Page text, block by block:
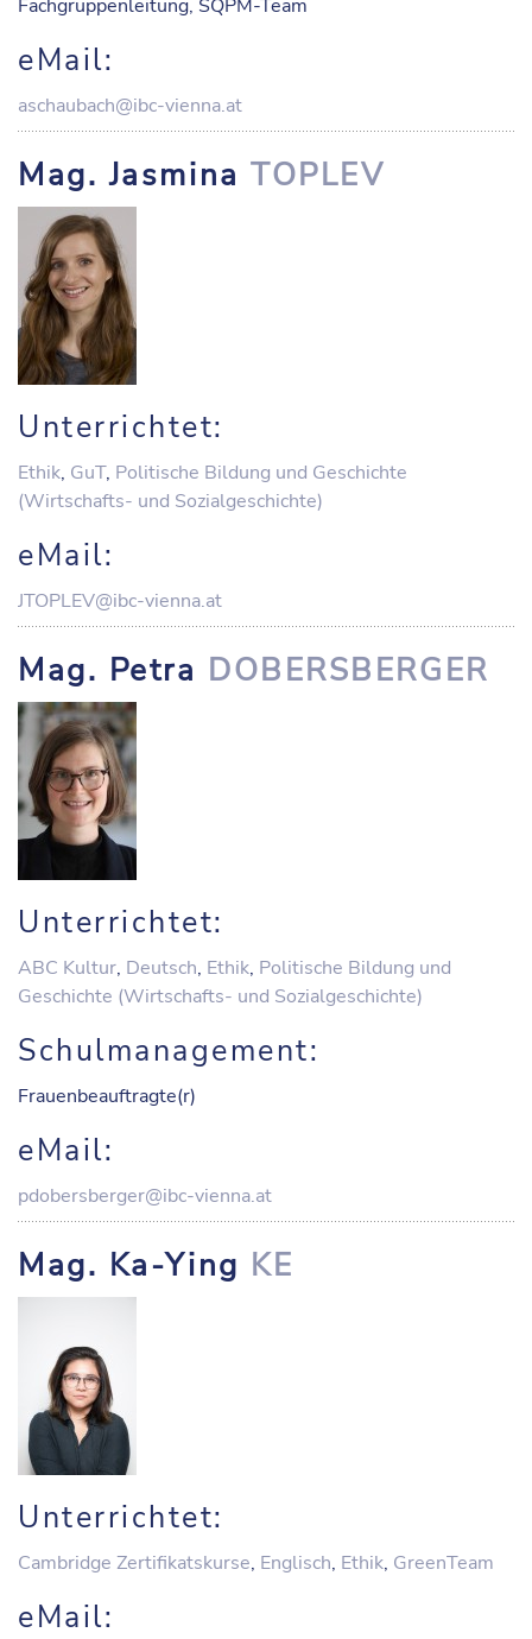
Fachgruppenleitung, SQPM-Team
eMail:
aschaubach@ibc-vienna.at
Mag. JasminaTOPLEV
Unterrichtet:
Ethik, GuT, Politische Bildung und Geschichte
(Wirtschafts- und Sozialgeschichte)
eMail:
JTOPLEV@ibc-vienna.at
Mag. Petra DOBERSBERGER
Unterrichtet:
ABC Kultur, Deutsch, Ethik, Politische Bildung und
Geschichte (Wirtschafts- und Sozialgeschichte)
Schulmanagement:
Frauenbeauftragte(r)
eMail:
pdobersberger@ibc-vienna.at
Mag. Ka-Ying KE
Unterrichtet:
Cambridge Zertifikatskurse, Englisch, Ethik, GreenTeam
eMail: